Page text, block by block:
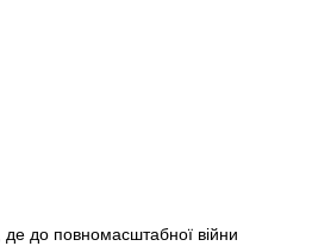
до повномасштабної війни